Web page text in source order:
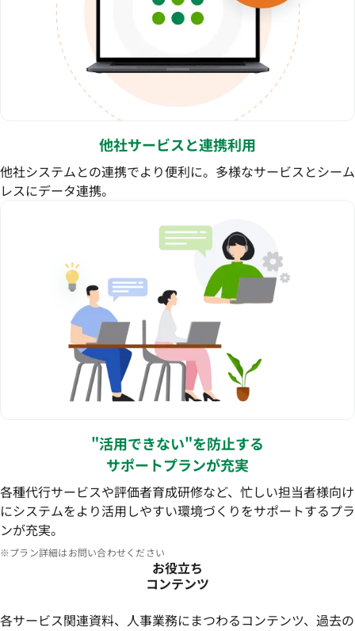
他社サービスと連携利用
他社システムとの連携でより便利に。多様なサービスとシーム
レスにデータ連携。
"活用できない"を防止する
サポートプランが充実
各種代行サービスや評価者育成研修など、忙しい担当者様向け
にシステムをより活用しやすい環境づくりをサポートするプラ
ンが充実。
※プラン詳細はお問い合わせください
お役立ち
コンテンツ
各サービス関連資料、人事業務にまつわるコンテンツ、過去の